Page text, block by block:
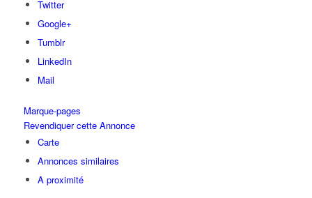
Twitter
Google+
Tumblr
LinkedIn
Mail
Marque-pages
Revendiquer cette Annonce
Carte
Annonces similaires
A proximité